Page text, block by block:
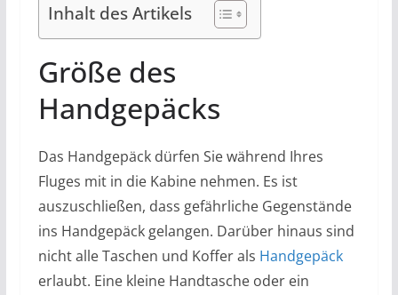
Inhalt des Artikels
Größe des
Handgepäcks
Das Handgepäck dürfen Sie während Ihres
Fluges mit in die Kabine nehmen. Es ist
auszuschließen, dass gefährliche Gegenstände
ins Handgepäck gelangen. Darüber hinaus sind
nicht alle Taschen und Koffer als Handgepäck
erlaubt. Eine kleine Handtasche oder ein